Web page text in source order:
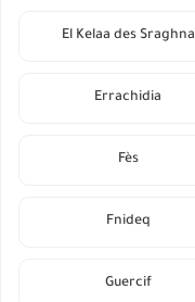
El Kelaa des Sraghna
Errachidia
Fès
Fnideq
Guercif